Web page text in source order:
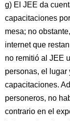
g) El JEE da
capacitaciones
mesa; no
internet que
no remitió al JEE
personas, el
capacitaciones.
personeros, no
contrario en el